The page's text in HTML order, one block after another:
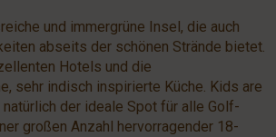
und immergrüne Insel, die auch
abseits der schönen Strände bietet.
Hotels und die
sehr indisch inspirierte Küche. Kids are
der ideale Spot für alle Golf-
großen Anzahl hervorragender 18-